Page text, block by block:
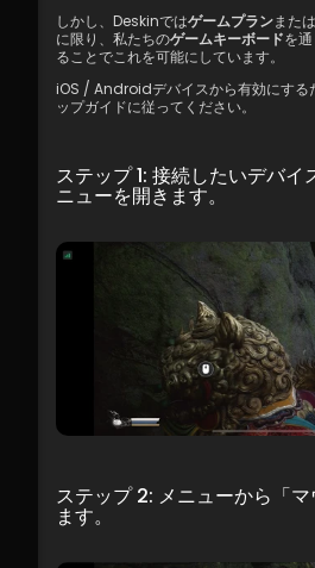
しかし、Deskinではゲームプランまたは
に限り、私たちのゲームキーボードを
ることでこれを可能にしています。
iOS / Androidデバイスから有効にする
ップガイドに従ってください。
ステップ 1: 接続したいデバイ
ニューを開きます。
ステップ 2: メニューから「
ます。